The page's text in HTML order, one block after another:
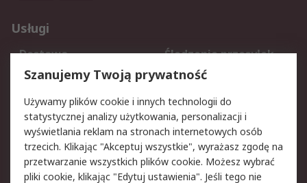
Usługi
Dostawa
Śledzenie przesyłek
Reklamacje i zwroty
Rejestracja
Aspekty prawne
Bezpieczeństwo e-
maila
Polityka dotycząca
plików cookie
Szanujemy Twoją prywatność
Używamy plików cookie i innych technologii do
statystycznej analizy użytkowania, personalizacji i
wyświetlania reklam na stronach internetowych osób
trzecich. Klikając "Akceptuj wszystkie", wyrażasz zgodę na
przetwarzanie wszystkich plików cookie. Możesz wybrać
pliki cookie, klikając "Edytuj ustawienia". Jeśli tego nie